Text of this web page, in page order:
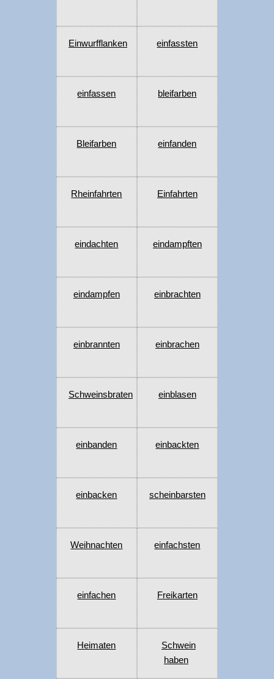
Einwurfflanken einfassten
einfassen bleifarben
Bleifarben einfanden
Rheinfahrten Einfahrten
eindachten eindampften
eindampfen einbrachten
einbrannten einbrachen
Schweinsbraten einblasen
einbanden einbackten
einbacken scheinbarsten
Weihnachten einfachsten
einfachen Freikarten
Heimaten
Schwein
haben